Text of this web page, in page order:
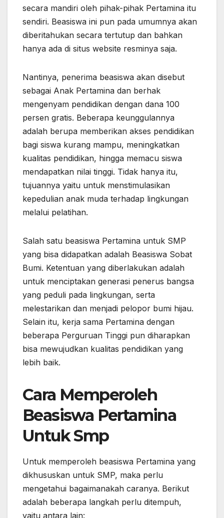
secara mandiri oleh pihak-pihak Pertamina itu
sendiri. Beasiswa ini pun pada umumnya akan
diberitahukan secara tertutup dan bahkan
hanya ada di situs website resminya saja.
Nantinya, penerima beasiswa akan disebut
sebagai Anak Pertamina dan berhak
mengenyam pendidikan dengan dana 100
persen gratis. Beberapa keunggulannya
adalah berupa memberikan akses pendidikan
bagi siswa kurang mampu, meningkatkan
kualitas pendidikan, hingga memacu siswa
mendapatkan nilai tinggi. Tidak hanya itu,
tujuannya yaitu untuk menstimulasikan
kepedulian anak muda terhadap lingkungan
melalui pelatihan.
Salah satu beasiswa Pertamina untuk SMP
yang bisa didapatkan adalah Beasiswa Sobat
Bumi. Ketentuan yang diberlakukan adalah
untuk menciptakan generasi penerus bangsa
yang peduli pada lingkungan, serta
melestarikan dan menjadi pelopor bumi hijau.
Selain itu, kerja sama Pertamina dengan
beberapa Perguruan Tinggi pun diharapkan
bisa mewujudkan kualitas pendidikan yang
lebih baik.
Cara Memperoleh
Beasiswa Pertamina
Untuk Smp
Untuk memperoleh beasiswa Pertamina yang
dikhususkan untuk SMP, maka perlu
mengetahui bagaimanakah caranya. Berikut
adalah beberapa langkah perlu ditempuh,
yaitu antara lain: